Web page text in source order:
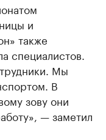
и
также
специалистов.
Мы
В
зову они
— заметил